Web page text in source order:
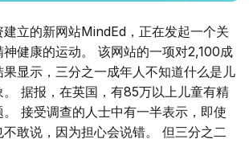
立的新网站MindEd，正在发起一个关
健康的运动。 该网站的一项对2,100成
显示，三分之一成年人不知道什么是儿
据报，在英国，有85万以上儿童有精
接受调查的人士中有一半表示，即使
敢说，因为担心会说错。 但三分之二